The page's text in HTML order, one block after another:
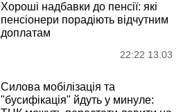
Хороші надбавки до пенсії: які
пенсіонери порадіють відчутним
доплатам
22:22 13.03
Силова мобілізація та
"бусифікація" йдуть у минуле: